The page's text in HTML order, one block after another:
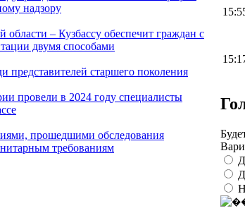
надзору
– Кузбассу обеспечит граждан с
двумя способами
представителей старшего поколения
провели в 2024 году специалисты
прошедшими обследования
требованиям